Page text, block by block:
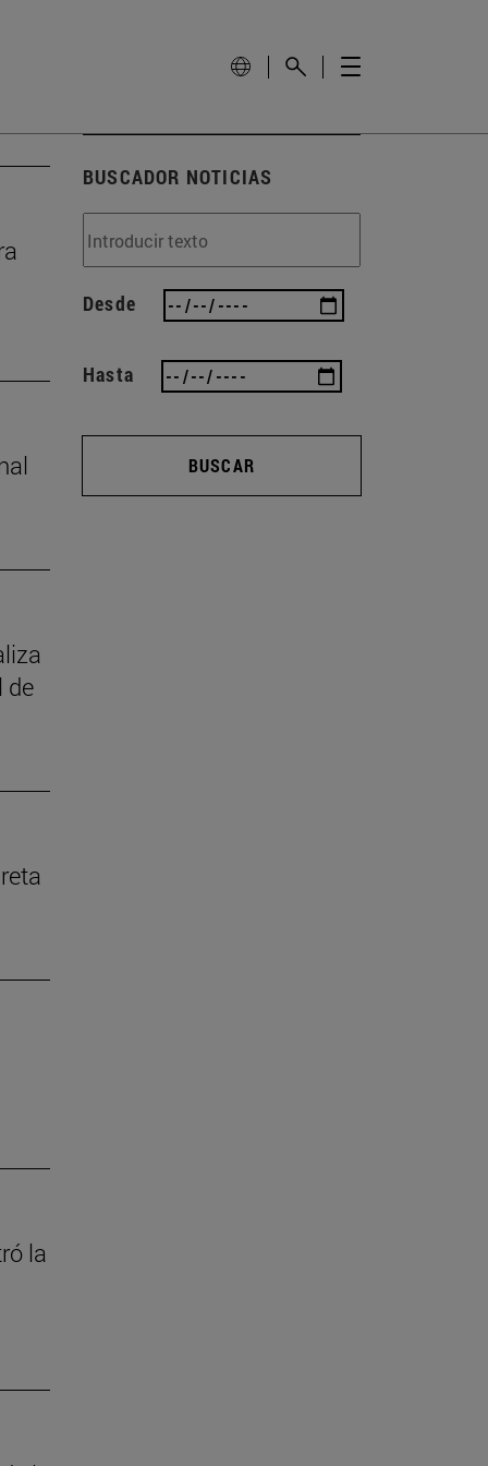
de
la
BUSCADOR NOTICIAS
Desde
Hasta
BUSCAR